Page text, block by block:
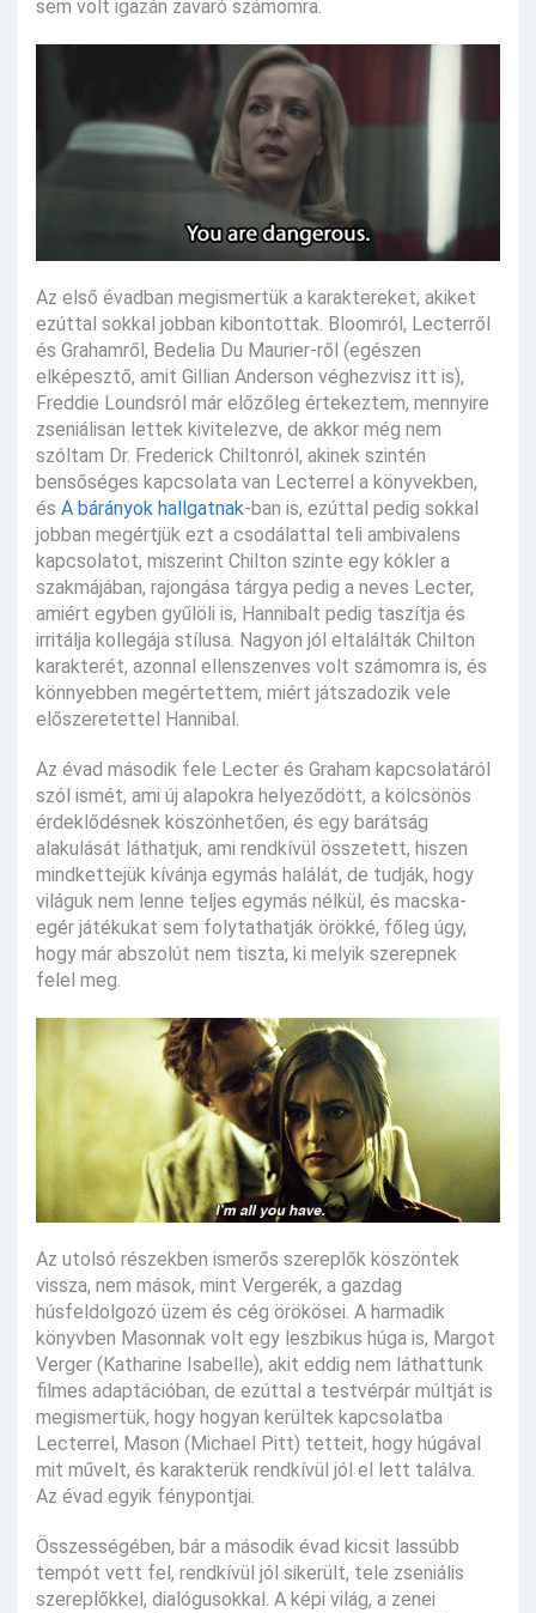
sem volt igazán zavaró számomra.
Az első évadban megismertük a karaktereket, akiket
ezúttal sokkal jobban kibontottak. Bloomról, Lecterről
és Grahamről, Bedelia Du Maurier-ről (egészen
elképesztő, amit Gillian Anderson véghezvisz itt is),
Freddie Loundsról már előzőleg értekeztem, mennyire
zseniálisan lettek kivitelezve, de akkor még nem
szóltam Dr. Frederick Chiltonról, akinek szintén
bensőséges kapcsolata van Lecterrel a könyvekben,
és A bárányok hallgatnak-ban is, ezúttal pedig sokkal
jobban megértjük ezt a csodálattal teli ambivalens
kapcsolatot, miszerint Chilton szinte egy kókler a
szakmájában, rajongása tárgya pedig a neves Lecter,
amiért egyben gyűlöli is, Hannibalt pedig taszítja és
irritálja kollegája stílusa. Nagyon jól eltalálták Chilton
karakterét, azonnal ellenszenves volt számomra is, és
könnyebben megértettem, miért játszadozik vele
előszeretettel Hannibal.
Az évad második fele Lecter és Graham kapcsolatáról
szól ismét, ami új alapokra helyeződött, a kölcsönös
érdeklődésnek köszönhetően, és egy barátság
alakulását láthatjuk, ami rendkívül összetett, hiszen
mindkettejük kívánja egymás halálát, de tudják, hogy
világuk nem lenne teljes egymás nélkül, és macska-
egér játékukat sem folytathatják örökké, főleg úgy,
hogy már abszolút nem tiszta, ki melyik szerepnek
felel meg.
Az utolsó részekben ismerős szereplők köszöntek
vissza, nem mások, mint Vergerék, a gazdag
húsfeldolgozó üzem és cég örökösei. A harmadik
könyvben Masonnak volt egy leszbikus húga is, Margot
Verger (Katharine Isabelle), akit eddig nem láthattunk
filmes adaptációban, de ezúttal a testvérpár múltját is
megismertük, hogy hogyan kerültek kapcsolatba
Lecterrel, Mason (Michael Pitt) tetteit, hogy húgával
mit művelt, és karakterük rendkívül jól el lett találva.
Az évad egyik fénypontjai.
Összességében, bár a második évad kicsit lassúbb
tempót vett fel, rendkívül jól sikerült, tele zseniális
szereplőkkel, dialógusokkal. A képi világ, a zenei